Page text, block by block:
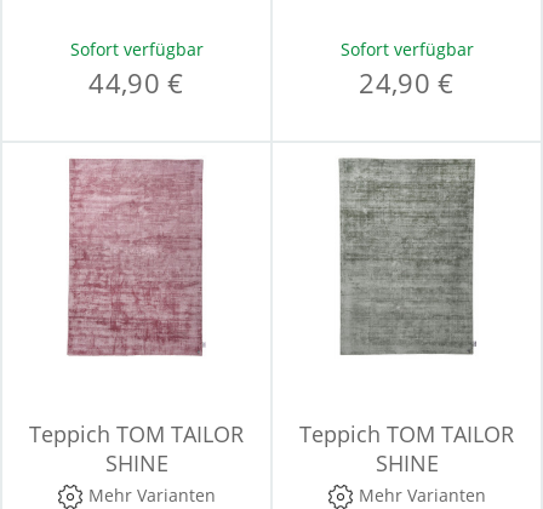
Sofort verfügbar
44,90 €
Sofort verfügbar
24,90 €
Teppich TOM TAILOR
SHINE
Mehr Varianten
Teppich TOM TAILOR
SHINE
Mehr Varianten